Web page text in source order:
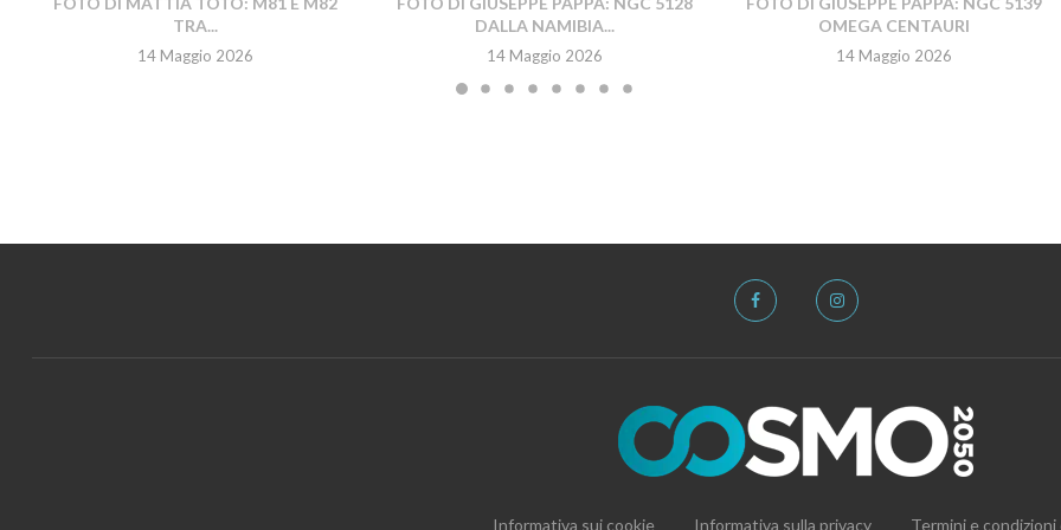
TRA...
14 Maggio 2026
DALLA NAMIBIA...
14 Maggio 2026
OMEGA CENTAURI
14 Maggio 2026
Informativa sui cookie Informativa sulla privacy Termini e condizioni